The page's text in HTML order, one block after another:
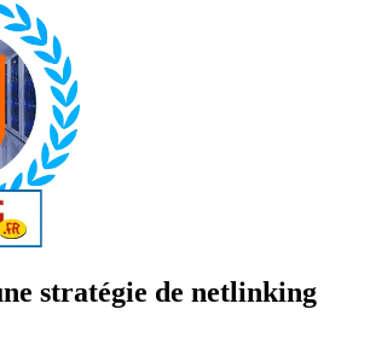
stratégie de netlinking